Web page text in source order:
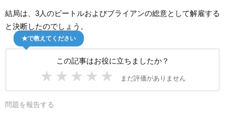
結局は、3人のビートルおよびブライアンの総意として解雇する
と決断したのでしょう。
この記事はお役に立ちましたか？
★ ★ ★ ★ ★ まだ評価がありません
★で教えてください
問題を報告する